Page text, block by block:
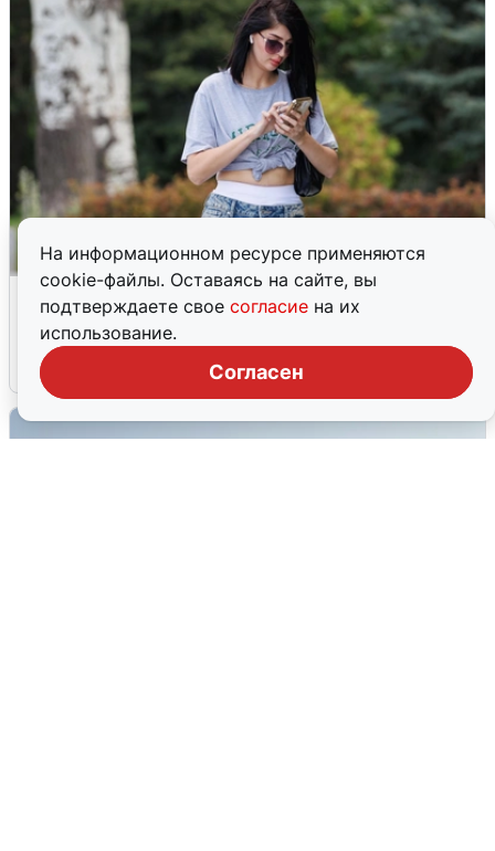
На информационном ресурсе применяются
cookie-файлы. Оставаясь на сайте, вы
подтверждаете свое согласие на их
использование.
Согласен
Волгоградцы остались без
мобильного интернета
6 августа